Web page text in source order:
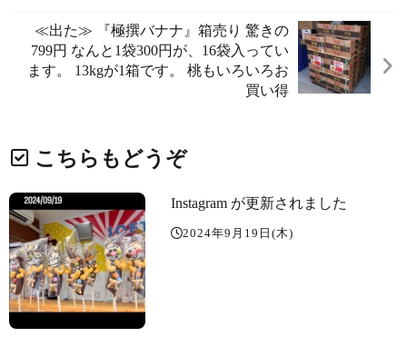
≪出た️️≫ 『極撰バナナ』箱売り 驚きの
799円 なんと1袋300円が、16袋入ってい
ます。 13kgが1箱です。 桃もいろいろお
買い得️️
こちらもどうぞ
Instagram が更新されました
2024年9月19日(木)